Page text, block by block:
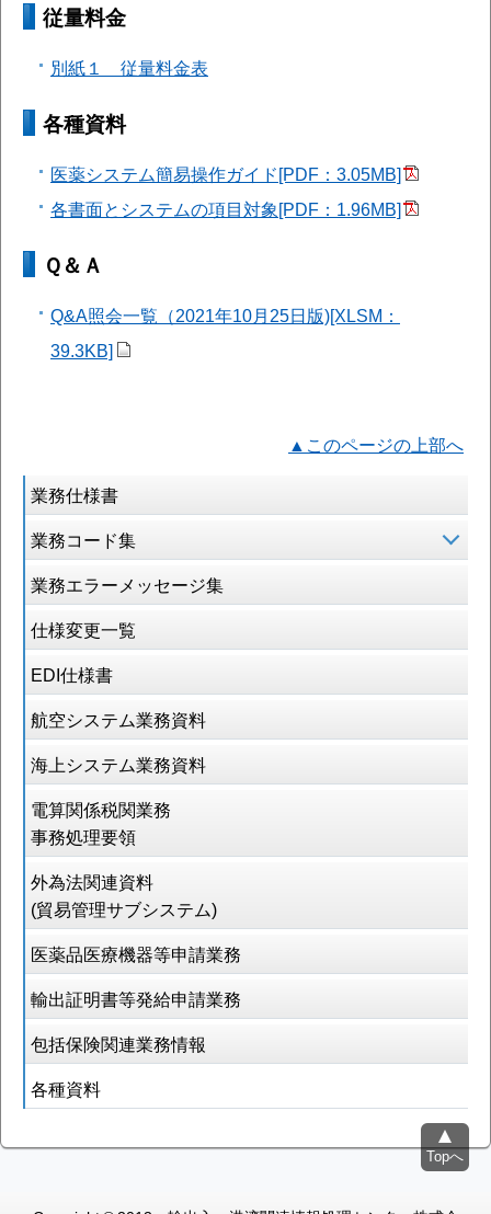
業務仕様書
業務コード集
業務エラーメッセージ集
仕様変更一覧
EDI仕様書
航空システム業務資料
海上システム業務資料
電算関係税関業務
事務処理要領
外為法関連資料
(貿易管理サブシステム)
医薬品医療機器等申請業務
輸出証明書等発給申請業務
包括保険関連業務情報
各種資料
従量料金
別紙１ 従量料金表
各種資料
医薬システム簡易操作ガイド[PDF：3.05MB]
各書面とシステムの項目対象[PDF：1.96MB]
Ｑ＆Ａ
Q&A照会一覧（2021年10月25日版)[XLSM：
39.3KB]
▲このページの上部へ
Topへ